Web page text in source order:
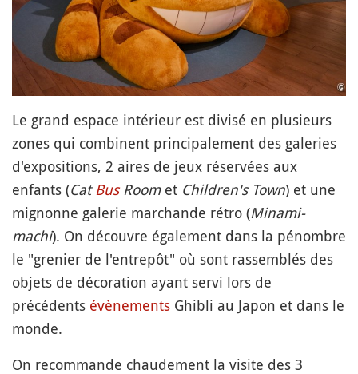
Le grand espace intérieur est divisé en plusieurs
zones qui combinent principalement des galeries
d'expositions, 2 aires de jeux réservées aux
enfants (Cat BusRoomet Children's Town) et une
mignonne galerie marchande rétro (Minami-
machi). On découvre également dans la pénombre
le "grenier de l'entrepôt" où sont rassemblés des
objets de décoration ayant servi lors de
précédents évènements Ghibli au Japon et dans le
monde.
On recommande chaudement la visite des 3